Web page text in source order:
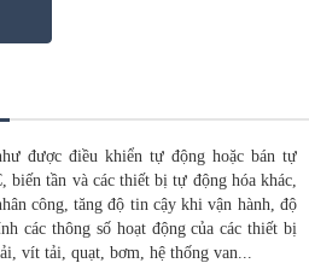
được điều khiển tự động hoặc bán tự
biến tần và các thiết bị tự động hóa khác,
công, tăng độ tin cậy khi vận hành, độ
các thông số hoạt động của các thiết bị
vít tải, quạt, bơm, hệ thống van...